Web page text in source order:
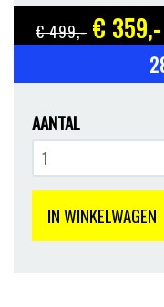
€ 499,- € 359,-
AANTAL
IN WINKELWAGEN